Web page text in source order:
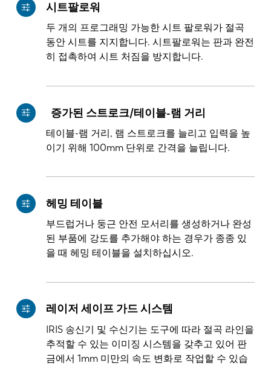
시트팔로워
두 개의 프로그래밍 가능한 시트 팔로워가 절곡
동안 시트를 지지합니다. 시트팔로워는 판과 완전
히 접촉하여 시트 처짐을 방지합니다.
증가된 스트로크/테이블-램 거리
테이블-램 거리, 램 스트로크를 늘리고 입력을 높
이기 위해 100mm 단위로 간격을 늘립니다.
헤밍 테이블
부드럽거나 둥근 안전 모서리를 생성하거나 완성
된 부품에 강도를 추가해야 하는 경우가 종종 있
을 때 헤밍 테이블을 설치하십시오.
레이저 세이프 가드 시스템
IRIS 송신기 및 수신기는 도구에 따라 절곡 라인을
추적할 수 있는 이미징 시스템을 갖추고 있어 판
금에서 1mm 미만의 속도 변화로 작업할 수 있습
KO CN